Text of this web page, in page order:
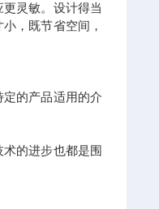
灵敏。设计得当
，既节省空间，
的产品适用的介
的进步也都是围